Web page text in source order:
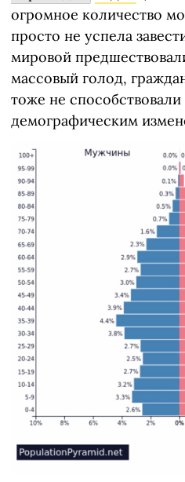
огромное количество
просто не успела
мировой
массовый голод,
тоже не
демографическим